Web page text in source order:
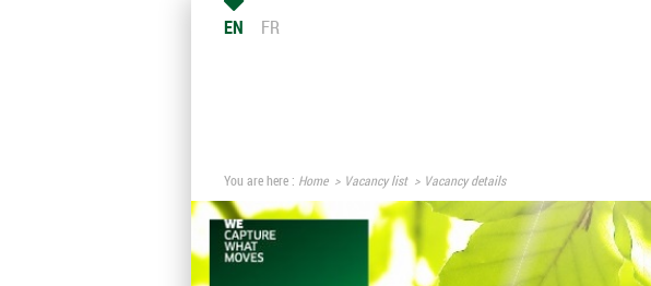
EN FR
You are here : Home Vacancy list Vacancy details